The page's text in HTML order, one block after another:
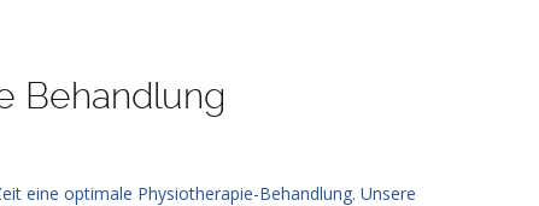
Behandlung
eine optimale Physiotherapie-Behandlung. Unsere